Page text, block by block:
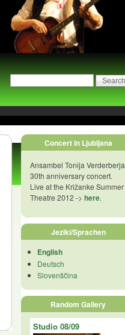
Concert in Ljubljana
Ansambel Tonija Verderberja
30th anniversary concert.
Live at the Križanke Summer
Theatre 2012 -> here.
Jeziki/Sprachen
English
Deutsch
Slovenščina
Random Gallery
Studio 08/09